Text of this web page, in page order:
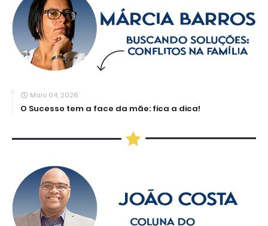
Maio 04, 2026
O Sucesso tem a face da mãe: fica a dica!